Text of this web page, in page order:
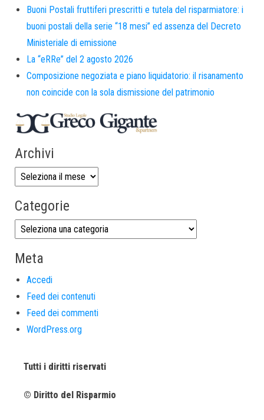
Buoni Postali fruttiferi prescritti e tutela del risparmiatore: i
buoni postali della serie “18 mesi” ed assenza del Decreto
Ministeriale di emissione
La “eRRe” del 2 agosto 2026
Composizione negoziata e piano liquidatorio: il risanamento
non coincide con la sola dismissione del patrimonio
Archivi
Categorie
Meta
Accedi
Feed dei contenuti
Feed dei commenti
WordPress.org
Tutti i diritti riservati
© Diritto del Risparmio